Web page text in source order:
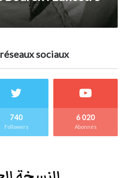
sociaux
740
Followers
6 020
Abonnés